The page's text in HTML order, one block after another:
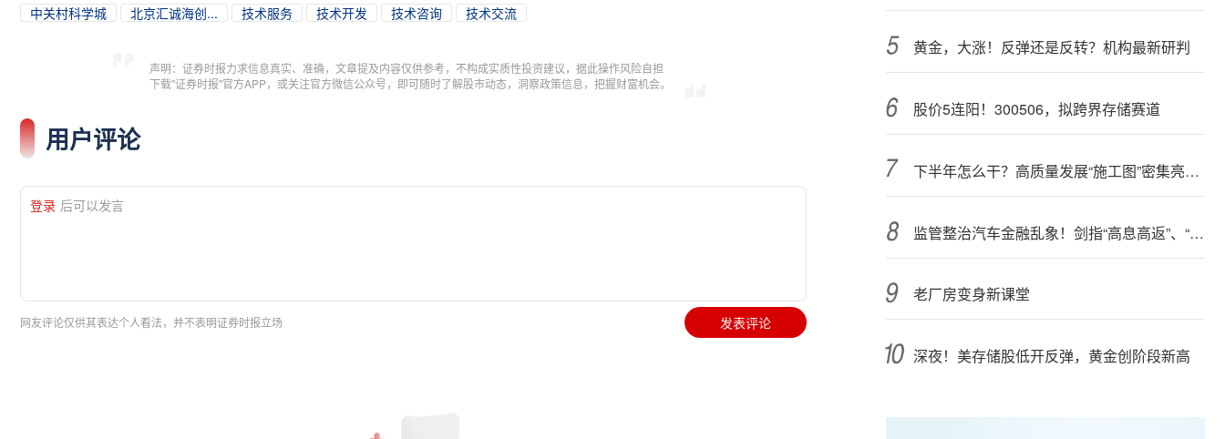
中关村科学城 北京汇诚海创... 技术服务 技术开发 技术咨询 技术交流
声明：证券时报力求信息真实、准确，文章提及内容仅供参考，不构成实质性投资建议，据此操作风险自担
下载"证券时报"官方APP，或关注官方微信公众号，即可随时了解股市动态，洞察政策信息，把握财富机会。
用户评论
登录 后可以发言
网友评论仅供其表达个人看法，并不表明证券时报立场 发表评论
黄金，大涨！反弹还是反转？机构最新研判
股价5连阳！300506，拟跨界存储赛道
下半年怎么干？高质量发展“施工图”密集亮相 聚焦主业提质增效 国资央企向AI要动能
监管整治汽车金融乱象！剑指“高息高返”、“零首付”“低首付”诱导购车
老厂房变身新课堂
深夜！美存储股低开反弹，黄金创阶段新高